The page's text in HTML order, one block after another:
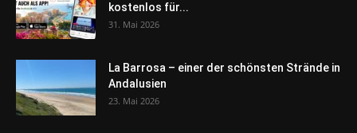
kostenlos für...
31. Mai 2026
La Barrosa – einer der schönsten Strände in
Andalusien
23. Mai 2026